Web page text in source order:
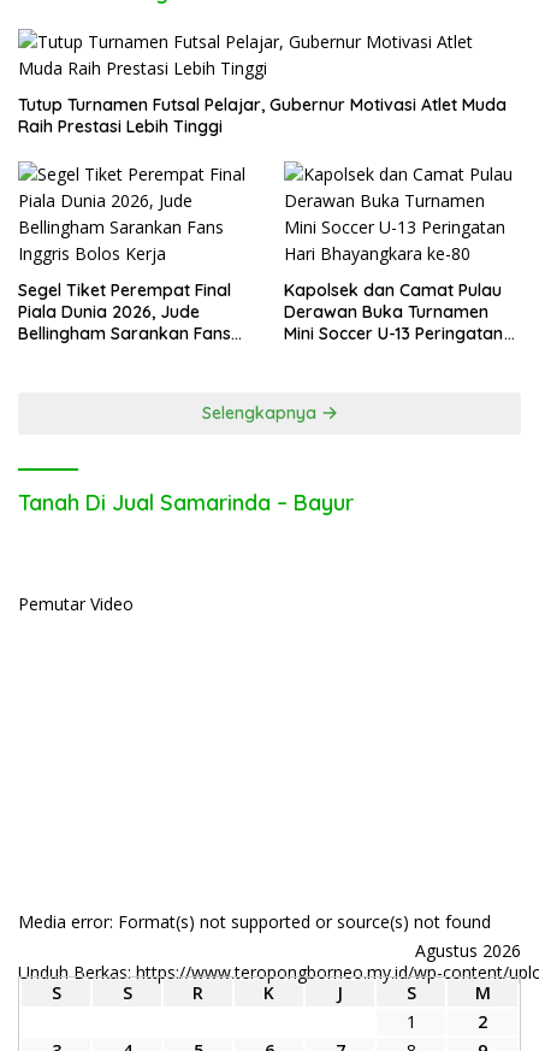
Tutup Turnamen Futsal Pelajar, Gubernur Motivasi Atlet Muda
Raih Prestasi Lebih Tinggi
Segel Tiket Perempat Final
Piala Dunia 2026, Jude
Bellingham Sarankan Fans
Kapolsek dan Camat Pulau
Derawan Buka Turnamen
Mini Soccer U-13 Peringatan
Selengkapnya
Tanah Di Jual Samarinda – Bayur
Pemutar Video
Media error: Format(s) not supported or source(s) not found
Unduh Berkas: https://www.teropongborneo.my.id/wp-content/
Agustus 2026
S
S R K J S
M
1
2